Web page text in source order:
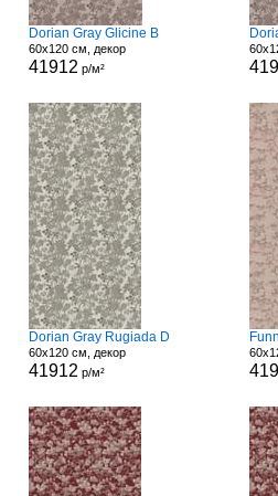
Dorian Gray Glicine B
60x120 см, декор
41912 р/м²
Dorian Gray Rugiada D
60x120 см, декор
41912 р/м²